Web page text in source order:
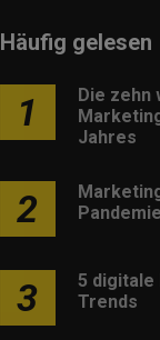
Häufig gelesen
1
Die zehn
Jahres
2
Pandemie
3
5 digitale
Trends